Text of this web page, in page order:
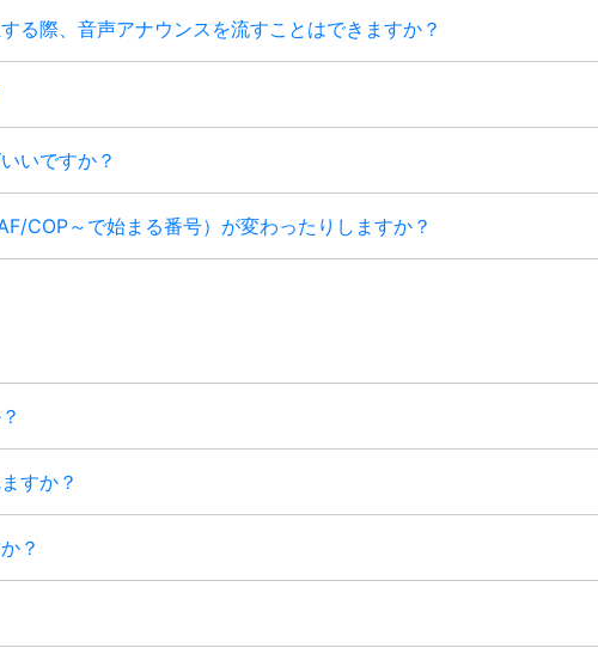
る際、音声アナウンスを流すことはできますか？
いですか？
COP～で始まる番号）が変わったりしますか？
すか？
？